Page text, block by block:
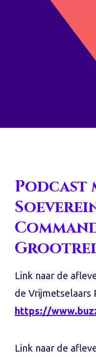
Podcast
Link naar de
de Vrijmetselaars
https://
Link naar de